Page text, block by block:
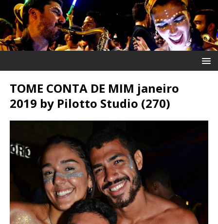
TOME CONTA DE MIM janeiro
2019 by Pilotto Studio (270)